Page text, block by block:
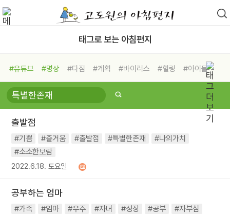
태그로 보는 아침편지
#유튜브 #명상 #다짐 #계획 #바이러스 #힐링
#아이들
#비전캠프
#독서캠프 #삶
#희망
#나눔 #친구 #링컨학교
#독서
#건강
출발점
#기쁨 #즐거움 #출발점 #특별한존재
#나의가치
#소소한보람
2022.6.18. 토요일
공부하는 엄마
#가족 #엄마 #우주 #자녀 #성장 #공부
#자부심